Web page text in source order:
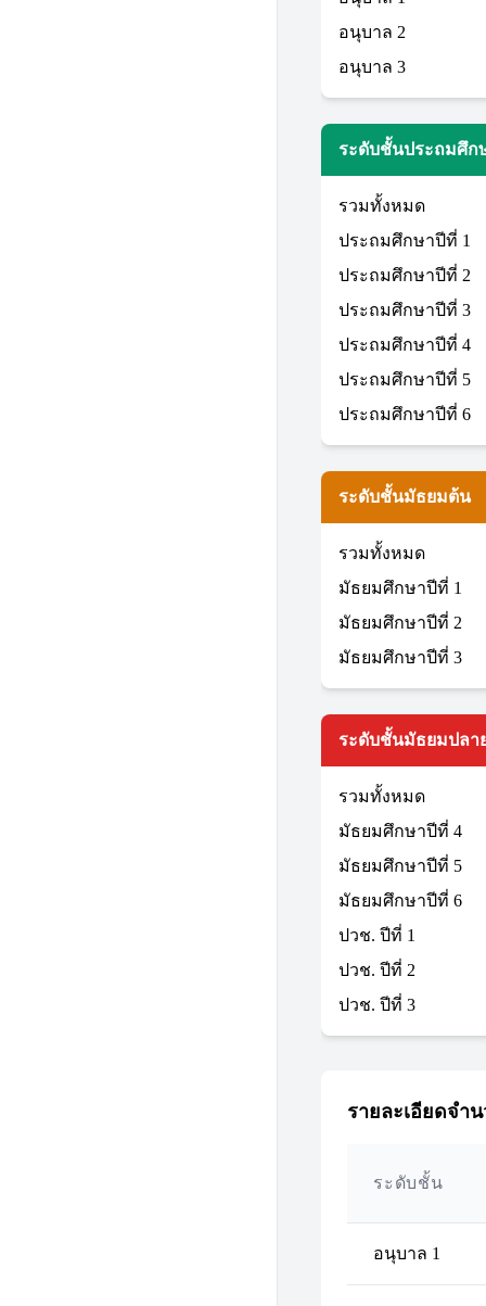
อนุบาล 2
อนุบาล 3
ระดับชั้นประถมศึก
รวมทั้งหมด
ประถมศึกษาปีที่ 1
ประถมศึกษาปีที่ 2
ประถมศึกษาปีที่ 3
ประถมศึกษาปีที่ 4
ประถมศึกษาปีที่ 5
ประถมศึกษาปีที่ 6
ระดับชั้นมัธยมต้น
รวมทั้งหมด
มัธยมศึกษาปีที่ 1
มัธยมศึกษาปีที่ 2
มัธยมศึกษาปีที่ 3
ระดับชั้นมัธยมปลา
รวมทั้งหมด
มัธยมศึกษาปีที่ 4
มัธยมศึกษาปีที่ 5
มัธยมศึกษาปีที่ 6
ปวช. ปีที่ 1
ปวช. ปีที่ 2
ปวช. ปีที่ 3
รายละเอียดจำ
ระดับชั้น
อนุบาล 1